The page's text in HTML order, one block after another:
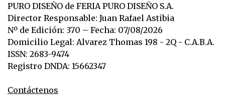
PURO DISEÑO de FERIA PURO DISEÑO S.A.
Director Responsable: Juan Rafael Astibia
Nº de Edición: 370 – Fecha: 07/08/2026
Domicilio Legal: Alvarez Thomas 198 - 2Q - C.A.B.A.
ISSN: 2683-9474
Registro DNDA: 15662347
Contáctenos